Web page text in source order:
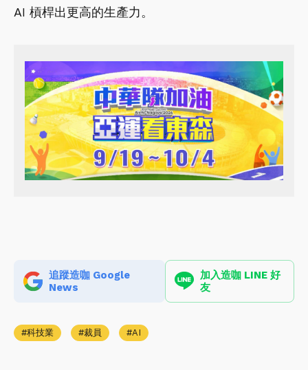
AI 槓桿出更高的生產力。
追蹤造咖 Google
News
加入造咖 LINE 好
友
科技業 裁員 AI